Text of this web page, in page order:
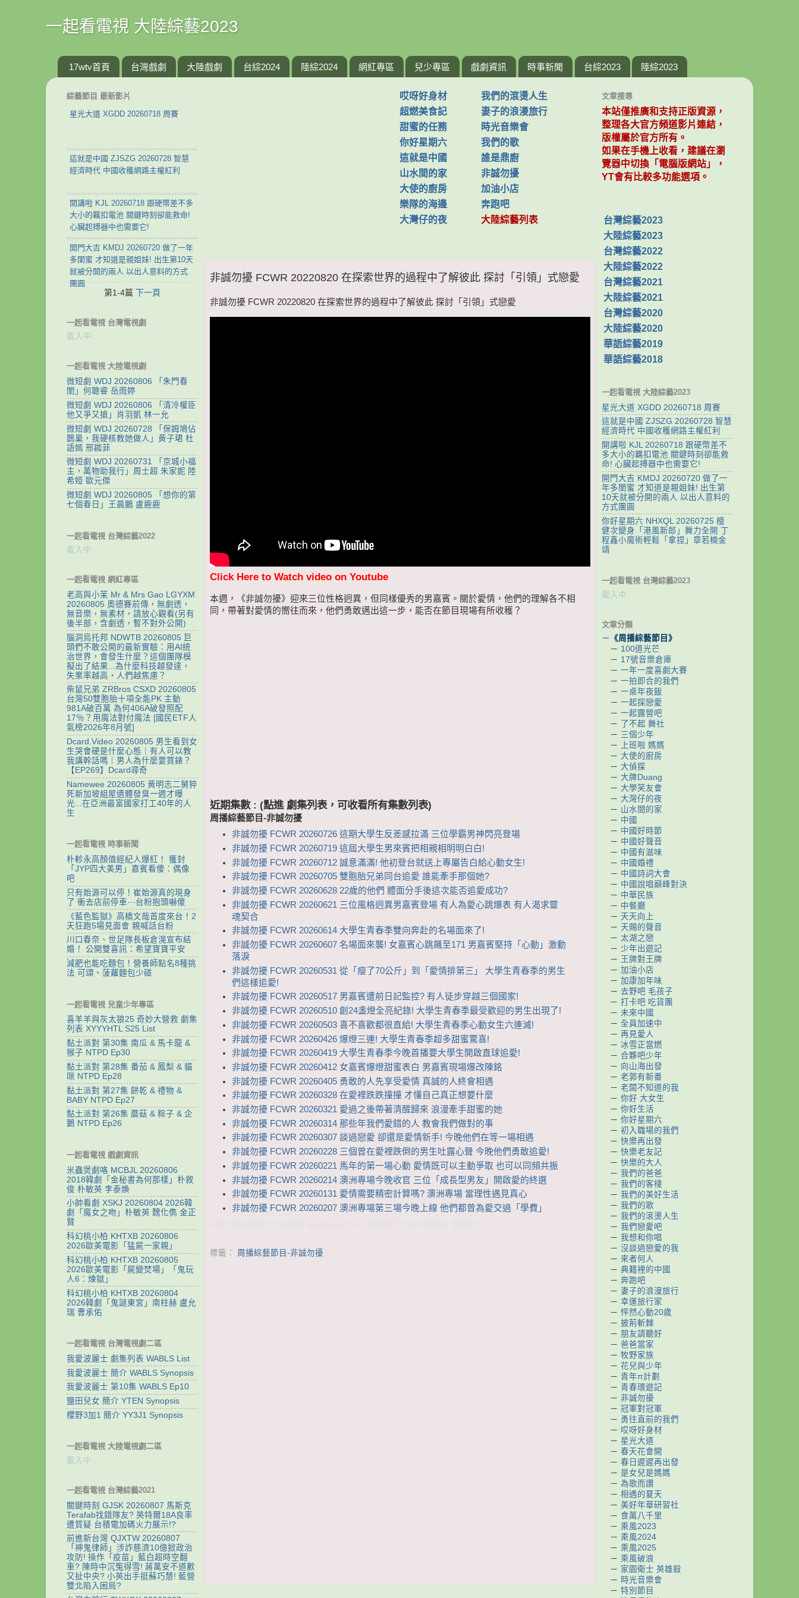
一起看電視 大陸綜藝2023
17wtv首頁 台灣戲劇 大陸戲劇 台綜2024 陸綜2024 網紅專區 兒少專區 戲劇資訊 時事新聞 台綜2023 陸綜2023
哎呀好身材
我們的滾燙人生
超燃美食記
妻子的浪漫旅行
甜蜜的任務
時光音樂會
你好星期六
我們的歌
這就是中國
誰是鼎廚
山水間的家
非誠勿擾
大使的廚房
加油小店
樂隊的海邊
奔跑吧
大灣仔的夜
大陸綜藝列表
非誠勿擾 FCWR 20220820 在探索世界的過程中了解彼此 探討「引領」式戀愛
非誠勿擾 FCWR 20220820 在探索世界的過程中了解彼此 探討「引領」式戀愛
Click Here to Watch video on Youtube
本週，《非誠勿擾》迎來三位性格迥異，但同樣優秀的男嘉賓。關於愛情，他們的理解各不相
同，帶著對愛情的嚮往而來，他們勇敢邁出這一步，能否在節目現場有所收穫？
近期集數 : (點進 劇集列表，可收看所有集數列表)
周播綜藝節目-非誠勿擾
非誠勿擾 FCWR 20260726 這期大學生反差感拉滿 三位學霸男神閃亮登場
非誠勿擾 FCWR 20260719 這屆大學生男來賓把相親相明明白白!
非誠勿擾 FCWR 20260712 誠意滿滿! 他初登台就送上專屬告白給心動女生!
非誠勿擾 FCWR 20260705 雙胞胎兄弟同台追愛 ​​誰能牽手那個她?
非誠勿擾 FCWR 20260628 22歲的他們 體面分手後這次能否追愛成功?
非誠勿擾 FCWR 20260621 三位風格迥異男嘉賓登場 有人為愛心跳爆表 有人渴求靈
魂契合
非誠勿擾 FCWR 20260614 大學生青春季雙向奔赴的名場面來了!
非誠勿擾 FCWR 20260607 名場面來襲! 女嘉賓心跳飆至171 男嘉賓堅持「心動」激動
落淚
非誠勿擾 FCWR 20260531 從「瘦了70公斤」到「愛情排第三」 大學生青春季的男生
們這樣追愛!
非誠勿擾 FCWR 20260517 男嘉賓遭前日記監控? 有人徒步穿越三個國家!
非誠勿擾 FCWR 20260510 創24盞燈全亮紀錄! 大學生青春季最受歡迎的男生出現了!
非誠勿擾 FCWR 20260503 喜不喜歡都很直給! 大學生青春季心動女生六連滅!
非誠勿擾 FCWR 20260426 爆燈三連! 大學生青春季超多甜蜜驚喜!
非誠勿擾 FCWR 20260419 大學生青春季今晚首播要大學生開啟直球追愛!
非誠勿擾 FCWR 20260412 女嘉賓爆燈甜蜜表白 男嘉賓現場爆改陳銘
非誠勿擾 FCWR 20260405 勇敢的人先享受愛情 真誠的人終會相遇
非誠勿擾 FCWR 20260328 在愛裡跌跌撞撞 才懂自己真正想要什麼
非誠勿擾 FCWR 20260321 愛過之後帶著清醒歸來 浪漫牽手甜蜜的她
非誠勿擾 FCWR 20260314 那些年我們愛錯的人 教會我們做對的事
非誠勿擾 FCWR 20260307 談過戀愛 卻還是愛情新手! 今晚他們在等一場相遇
非誠勿擾 FCWR 20260228 三個曾在愛裡跌倒的男生吐露心聲 今晚他們勇敢追愛!
非誠勿擾 FCWR 20260221 馬年的第一場心動 愛情既可以主動爭取 也可以同頻共振
非誠勿擾 FCWR 20260214 澳洲專場今晚收官 三位「成長型男友」開啟愛的終選
非誠勿擾 FCWR 20260131 愛情需要精密計算嗎? 澳洲專場 當理性遇見真心
非誠勿擾 FCWR 20260207 澳洲專場第三場今晚上線 他們都曾為愛交過「學費」
標籤： 周播綜藝節目-非誠勿擾
綜藝節目 最新影片
星光大道 XGDD 20260718 周賽
這就是中國 ZJSZG 20260728 智慧
經濟時代 中國收穫網路主權紅利
開講啦 KJL 20260718 跟硬幣差不多
大小的羈扣電池 關鍵時刻卻能救命!
心臟起搏器中也需要它!
開門大吉 KMDJ 20260720 做了一年
多閨蜜 才知道是親姐妹! 出生第10天
就被分開的兩人 以出人意料的方式
團圓
第1-4篇 下一頁
一起看電視 台灣電視劇
載入中…
一起看電視 大陸電視劇
微短劇 WDJ 20260806 「朱門春
閨」何聰睿 岳雨婷
微短劇 WDJ 20260806 「清冷權臣
他又爭又搶」肖羽凱 林一允
微短劇 WDJ 20260728 「保姆鳩佔
鵲巢，我硬核教她做人」黃子珺 杜
語嫣 邢銣菲
微短劇 WDJ 20260731 「京城小福
主，萬物助我行」周士超 朱家妮 陸
希婭 歐元傑
微短劇 WDJ 20260805 「想你的第
七個春日」王晨鵬 盧鹿鹿
一起看電視 台灣綜藝2022
載入中…
一起看電視 網紅專區
老高與小茉 Mr & Mrs Gao LGYXM
20260805 奧德賽前傳，無劇透，
無音樂，無素材，請放心觀看(另有
後半部，含劇透，暫不對外公開)
腦洞烏托邦 NDWTB 20260805 巨
頭們不敢公開的最新實驗：用AI統
治世界，會發生什麼？這個團隊模
擬出了結果...為什麼科技越發達，
失業率越高，人們越焦慮？
柴鼠兄弟 ZRBros CSXD 20260805
台灣50雙胞胎十項全能PK 主動
981A破百萬 為何406A破發照配
17％？用魔法對付魔法 [國民ETF人
氣榜2026年8月號]
Dcard.Video 20260805 男生看到女
生哭會硬是什麼心態｜有人可以教
我講幹話嗎｜男人為什麼要買錶？
【EP269】Dcard尋奇
Namewee 20260805 黃明志二舅猝
死新加坡組屋遺體發臭一週才曝
光...在亞洲最富國家打工40年的人
生
一起看電視 時事新聞
朴軫永高顏值經紀人爆紅！ 獲封
「JYP四大美男」嘉賓看傻：偶像
吧
只有始源可以停！崔始源真的現身
了 衝去店前停車⋯台粉抱頭嚇傻
《藍色監獄》高橋文哉首度來台！2
天狂跑5場見面會 親喊話台粉
川口春奈、世足隊長板倉滉宣布結
婚！ 公開雙喜訊：希望寶寶平安
減肥也能吃麵包！營養師點名8種挑
法 可頌、菠蘿麵包少碰
一起看電視 兒童少年專區
喜羊羊與灰太狼25 奇妙大營救 劇集
列表 XYYYHTL S25 List
黏土派對 第30集 南瓜 & 馬卡龍 &
猴子 NTPD Ep30
黏土派對 第28集 番茄 & 鳳梨 & 貓
咪 NTPD Ep28
黏土派對 第27集 餅乾 & 禮物 &
BABY NTPD Ep27
黏土派對 第26集 蘑菇 & 粽子 & 企
鵝 NTPD Ep26
一起看電視 戲劇資訊
米蟲煲劇咯 MCBJL 20260806
2018韓劇「金秘書為何那樣」朴敘
俊 朴敏英 李泰煥
小帥看劇 XSKJ 20260804 2026韓
劇「魔女之吻」朴敏英 魏化儁 金正
賢
科幻桃小柏 KHTXB 20260806
2026歐美電影「猛屍一家親」
科幻桃小柏 KHTXB 20260805
2026歐美電影「屍變焚場」「鬼玩
人6：煉獄」
科幻桃小柏 KHTXB 20260804
2026韓劇「鬼謎東宮」南柱赫 盧允
瑞 曹承佑
一起看電視 台灣電視劇二區
我愛波麗士 劇集列表 WABLS List
我愛波麗士 簡介 WABLS Synopsis
我愛波麗士 第10集 WABLS Ep10
鹽田兒女 簡介 YTEN Synopsis
櫻野3加1 簡介 YY3J1 Synopsis
一起看電視 大陸電視劇二區
載入中…
一起看電視 台灣綜藝2021
關鍵時刻 GJSK 20260807 馬斯克
Terafab找錯隊友? 英特爾18A良率
遭質疑 台積電加碼火力展示!?
前進新台灣 QJXTW 20260807
「神鬼律師」涉詐慈濟10億掀政治
攻防! 操作「疫苗」藍白超時空翻
車? 陳時中沉冤得雪! 蔣萬安不道歉
又扯中央? 小英出手挺蘇巧慧! 藍營
雙北陷入困局?
文章搜尋
本站僅推廣和支持正版資源，
整理各大官方頻道影片連結，
版權屬於官方所有。
如果在手機上收看，建議在瀏
覽器中切換「電腦版網站」，
YT會有比較多功能選項。
台灣綜藝2023
大陸綜藝2023
台灣綜藝2022
大陸綜藝2022
台灣綜藝2021
大陸綜藝2021
台灣綜藝2020
大陸綜藝2020
華語綜藝2019
華語綜藝2018
一起看電視 大陸綜藝2023
星光大道 XGDD 20260718 周賽
這就是中國 ZJSZG 20260728 智慧
經濟時代 中國收穫網路主權紅利
開講啦 KJL 20260718 跟硬幣差不
多大小的羈扣電池 關鍵時刻卻能救
命! 心臟起搏器中也需要它!
開門大吉 KMDJ 20260720 做了一
年多閨蜜 才知道是親姐妹! 出生第
10天就被分開的兩人 以出人意料的
方式團圓
你好星期六 NHXQL 20260725 檀
健次變身「港風新郎」舞力全開 丁
程鑫小魔術輕鬆「拿捏」章若楠金
靖
一起看電視 台灣綜藝2023
載入中…
文章分類
－ 《周播綜藝節目》
－ 100道光芒
－ 17號音樂倉庫
－ 一年一度喜劇大賽
－ 一拍即合的我們
－ 一桌年夜飯
－ 一起探戀愛
－ 一起露營吧
－
了不起 舞社
－ 三個少年
－
上班啦 媽媽
－ 大使的廚房
－ 大偵探
－ 大牌Duang
－ 大學笑友會
－ 大灣仔的夜
－ 山水間的家
－ 中國
－ 中國好時節
－ 中國好聲音
－ 中國有滋味
－ 中國婚禮
－ 中國詩詞大會
－ 中國說唱巔峰對決
－ 中華民族
－ 中餐廳
－ 天天向上
－ 天賜的聲音
－ 太湖之戀
－ 少年出遊記
－ 王牌對王牌
－ 加油小店
－ 加康加年味
－ 去野吧 毛孩子
－ 打卡吧 吃貨團
－ 未來中國
－ 全員加速中
－ 再見愛人
－ 冰雪正當燃
－ 合夥吧少年
－ 向山海出發
－ 老郭有新番
－ 老闆不知道的我
－ 你好 大女生
－ 你好生活
－ 你好星期六
－ 初入職場的我們
－ 快樂再出發
－ 快樂老友記
－ 快樂的大人
－ 我們的爸爸
－ 我們的客棧
－ 我們的美好生活
－ 我們的歌
－ 我們的滾燙人生
－ 我們戀愛吧
－ 我想和你唱
－ 沒談過戀愛的我
－ 來者何人
－ 典籍裡的中國
－ 奔跑吧
－ 妻子的浪漫旅行
－ 幸運旅行家
－ 怦然心動20歲
－ 披荊斬棘
－ 朋友請聽好
－ 爸爸當家
－ 牧野家族
－ 花兒與少年
－ 青年π計劃
－ 青春環遊記
－ 非誠勿擾
－ 冠軍對冠軍
－ 勇往直前的我們
－ 哎呀好身材
－ 星光大道
－ 春天花會開
－ 春日遲遲再出發
－ 是女兒是媽媽
－ 為歌而讚
－ 相遇的夏天
－ 美好年華研習社
－ 食萬八千里
－ 乘風2023
－ 乘風2024
－ 乘風2025
－ 乘風破浪
－ 家園衛士 英雄殺
－ 時光音樂會
－ 特別節目